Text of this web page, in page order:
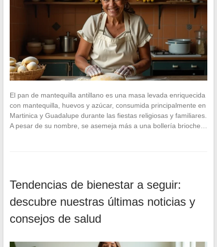
El pan de mantequilla antillano es una masa levada enriquecida
con mantequilla, huevos y azúcar, consumida principalmente en
Martinica y Guadalupe durante las fiestas religiosas y familiares.
A pesar de su nombre, se asemeja más a una bollería brioche…
Tendencias de bienestar a seguir:
descubre nuestras últimas noticias y
consejos de salud